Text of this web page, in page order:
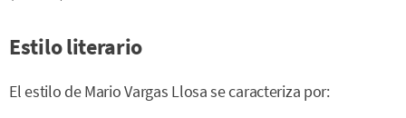
Estilo literario
El estilo de Mario Vargas Llosa se caracteriza por: